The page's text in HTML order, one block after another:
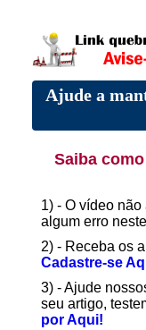
Ajude a
Saiba
1) - O vídeo
algum erro
2) - Receba os
Cadastre-se
3) - Ajude
seu artigo,
por Aqui!